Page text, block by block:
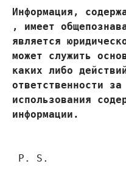
Информация,
, имеет
является
может служить
каких либо
ответственности
использования
P. S.